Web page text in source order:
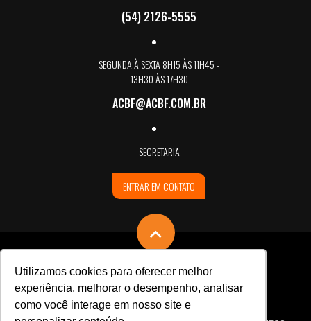
Utilizamos cookies para oferecer melhor
experiência, melhorar o desempenho, analisar
como você interage em nosso site e
(54) 2126-5555
SEGUNDA À SEXTA 8H15 ÀS 11H45 -
13H30 ÀS 17H30
ACBF@ACBF.COM.BR
SECRETARIA
ENTRAR EM CONTATO